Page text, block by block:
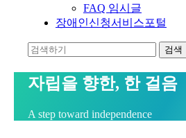
FAQ 임시글
장애인신청서비스포털
자립을 향한, 한 걸음
A step toward independence